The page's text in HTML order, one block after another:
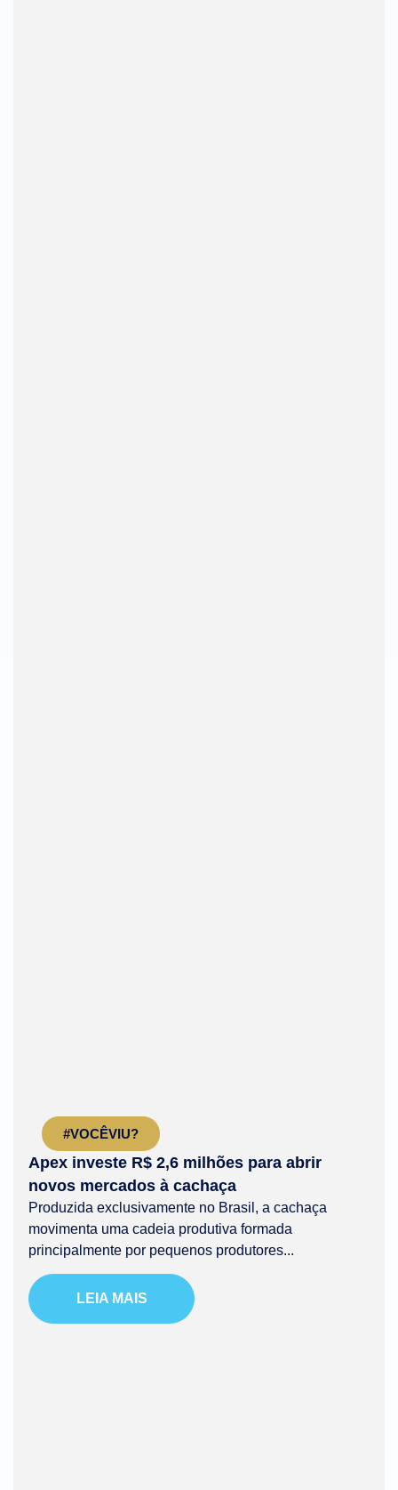
#VOCÊVIU?
Apex investe R$ 2,6 milhões para abrir
novos mercados à cachaça
Produzida exclusivamente no Brasil, a cachaça
movimenta uma cadeia produtiva formada
principalmente por pequenos produtores...
LEIA MAIS